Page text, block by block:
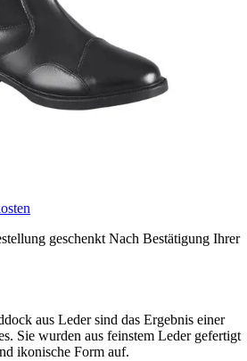
geschenkt Nach Bestätigung Ihrer
aus Leder sind das Ergebnis einer
Sie wurden aus feinstem Leder gefertigt
ikonische Form auf.